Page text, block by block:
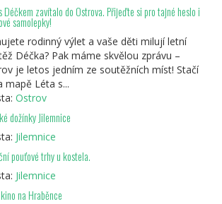
Déčkem zavítalo do Ostrova. Přijeďte si pro tajné heslo i
samolepky!
rodinný výlet a vaše děti milují letní
Déčka? Pak máme skvělou zprávu –
je letos jedním ze soutěžních míst! Stačí
mapě Léta s...
Ostrov
dožínky Jilemnice
Jilemnice
pouťové trhy u kostela.
Jilemnice
na Hraběnce